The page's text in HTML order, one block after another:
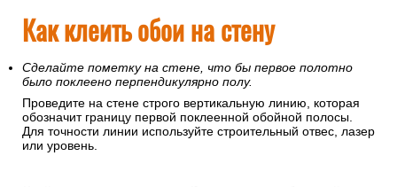
Как клеить обои на стену
Сделайте пометку на стене, что бы первое полотно
было поклеено перпендикулярно полу.
Проведите на стене строго вертикальную линию, которая
обозначит границу первой поклеенной обойной полосы.
Для точности линии используйте строительный отвес, лазер
или уровень.